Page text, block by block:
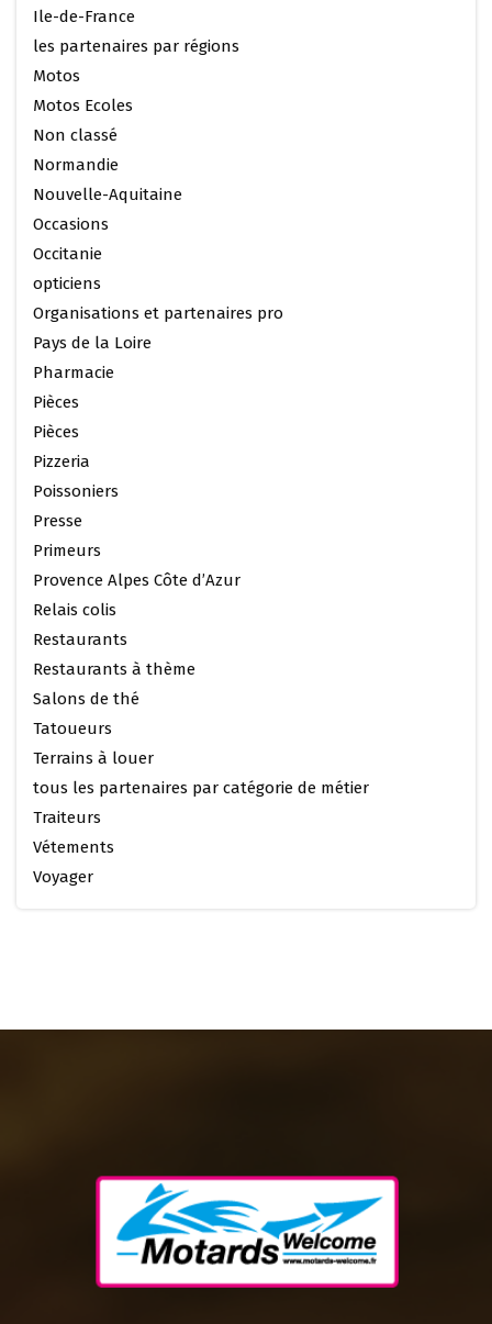
Ile-de-France
les partenaires par régions
Motos
Motos Ecoles
Non classé
Normandie
Nouvelle-Aquitaine
Occasions
Occitanie
opticiens
Organisations et partenaires pro
Pays de la Loire
Pharmacie
Pièces
Pièces
Pizzeria
Poissoniers
Presse
Primeurs
Provence Alpes Côte d’Azur
Relais colis
Restaurants
Restaurants à thème
Salons de thé
Tatoueurs
Terrains à louer
tous les partenaires par catégorie de métier
Traiteurs
Vétements
Voyager